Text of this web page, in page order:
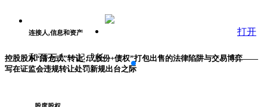
连接人,信息和资产
和百万人一起成长
打开
控股股东“清仓式”转让：“股份+债权”打包出售的法律陷阱与交易博弈——
写在证监会违规转让处罚新规出台之际